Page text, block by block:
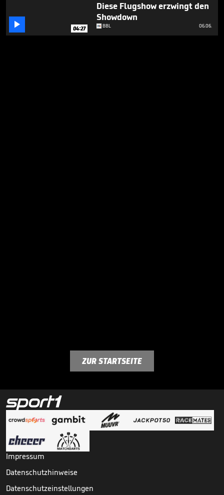
 04:27
Diese Flugshow erzwingt den
Showdown
BBL 06.06.
ZUR STARTSEITE
Impressum
Datenschutzhinweise
Datenschutzeinstellungen